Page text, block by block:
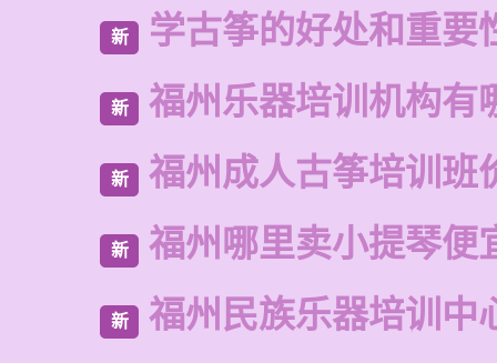
新 学古筝的好处和重要
新 福州乐器培训机构有
新 福州成人古筝培训班
新 福州哪里卖小提琴便
新 福州民族乐器培训中